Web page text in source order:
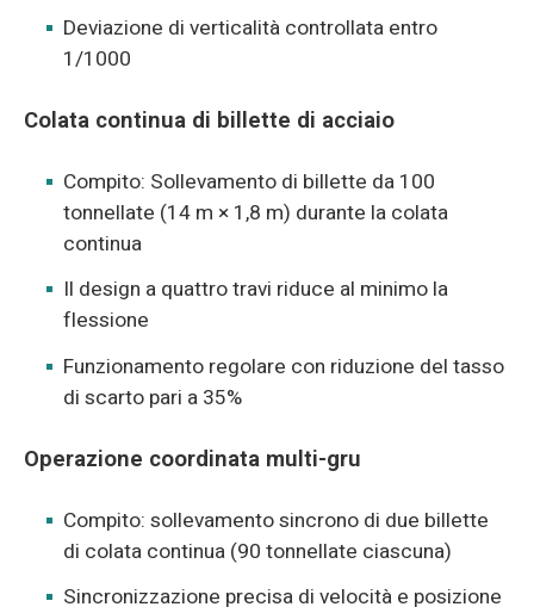
Deviazione di verticalità controllata entro
1/1000
Colata continua di billette di acciaio
Compito: Sollevamento di billette da 100
tonnellate (14 m × 1,8 m) durante la colata
continua
Il design a quattro travi riduce al minimo la
flessione
Funzionamento regolare con riduzione del tasso
di scarto pari a 35%
Operazione coordinata multi-gru
Compito: sollevamento sincrono di due billette
di colata continua (90 tonnellate ciascuna)
Sincronizzazione precisa di velocità e posizione